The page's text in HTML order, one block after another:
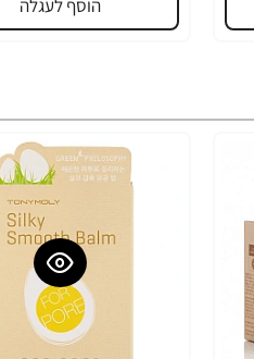
הוסף לעגלה